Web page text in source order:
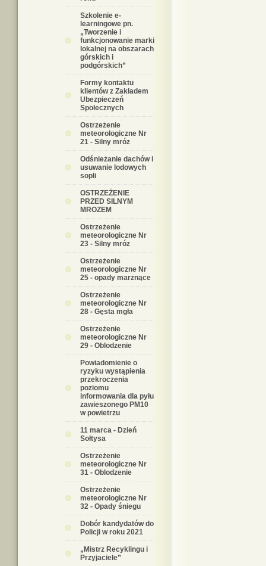
Szkolenie e-
learningowe pn.
„Tworzenie i
funkcjonowanie marki
lokalnej na obszarach
górskich i
podgórskich”
Formy kontaktu
klientów z Zakładem
Ubezpieczeń
Społecznych
Ostrzeżenie
meteorologiczne Nr
21 - Silny mróz
Odśnieżanie dachów i
usuwanie lodowych
sopli
OSTRZEŻENIE
PRZED SILNYM
MROZEM
Ostrzeżenie
meteorologiczne Nr
23 - Silny mróz
Ostrzeżenie
meteorologiczne Nr
25 - opady marznące
Ostrzeżenie
meteorologiczne Nr
28 - Gęsta mgła
Ostrzeżenie
meteorologiczne Nr
29 - Oblodzenie
Powiadomienie o
ryzyku wystąpienia
przekroczenia
poziomu
informowania dla pyłu
zawieszonego PM10
w powietrzu
11 marca - Dzień
Sołtysa
Ostrzeżenie
meteorologiczne Nr
31 - Oblodzenie
Ostrzeżenie
meteorologiczne Nr
32 - Opady śniegu
Dobór kandydatów do
Policji w roku 2021
„Mistrz Recyklingu i
Przyjaciele”